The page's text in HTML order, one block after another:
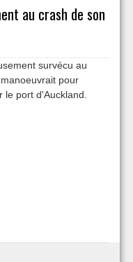
au crash de son
survécu au
pour
port d'Auckland.